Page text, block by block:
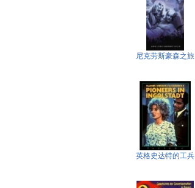
尼克劳斯豪森之旅
英格史达特的工兵